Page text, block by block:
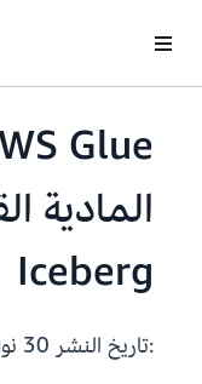
Iceberg
:تاريخ النشر